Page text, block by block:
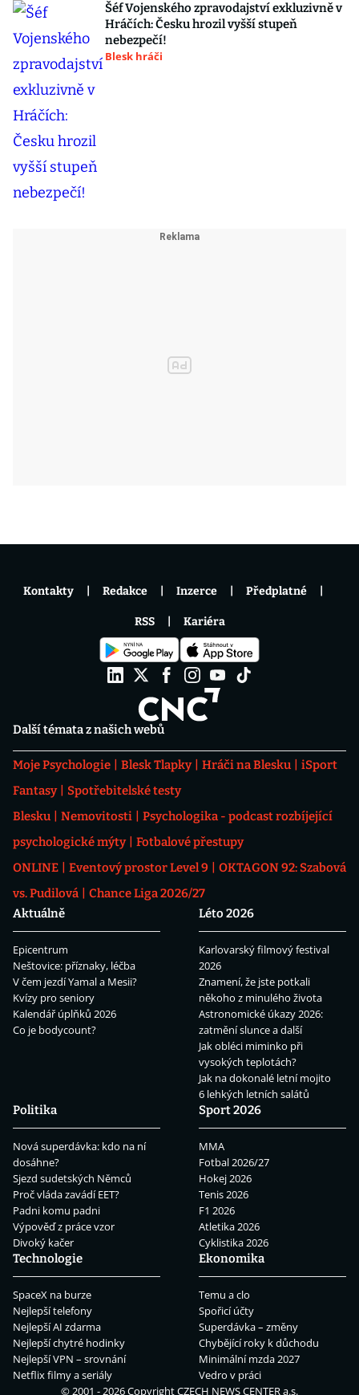
Šéf Vojenského zpravodajství exkluzivně v
Hráčích: Česku hrozil vyšší stupeň
nebezpečí!
Blesk hráči
Další témata z našich webů
Moje Psychologie Blesk Tlapky Hráči na Blesku
iSport
Fantasy
Spotřebitelské testy
Blesku
Nemovitosti
Psychologika - podcast rozbíjející
psychologické mýty
Fotbalové přestupy
ONLINE
Eventový prostor Level 9
OKTAGON 92: Szabová
vs. Pudilová
Chance Liga 2026/27
Aktuálně
Epicentrum
Neštovice: příznaky, léčba
V čem jezdí Yamal a Mesii?
Kvízy pro seniory
Kalendář úplňků 2026
Co je bodycount?
Léto 2026
Karlovarský filmový festival
2026
Znamení, že jste potkali
někoho z minulého života
Astronomické úkazy 2026:
zatmění slunce a další
Jak obléci miminko při
vysokých teplotách?
Jak na dokonalé letní mojito
6 lehkých letních salátů
Politika
Nová superdávka: kdo na ní
dosáhne?
Sjezd sudetských Němců
Proč vláda zavádí EET?
Padni komu padni
Výpověď z práce vzor
Divoký kačer
Sport 2026
MMA
Fotbal 2026/27
Hokej 2026
Tenis 2026
F1 2026
Atletika 2026
Cyklistika 2026
Technologie
SpaceX na burze
Nejlepší telefony
Nejlepší AI zdarma
Nejlepší chytré hodinky
Nejlepší VPN – srovnání
Netflix filmy a seriály
Ekonomika
Temu a clo
Spořicí účty
Superdávka – změny
Chybějící roky k důchodu
Minimální mzda 2027
Vedro v práci
Kontakty Redakce Inzerce Předplatné
RSS Kariéra
© 2001 - 2026 CopyrightCZECH NEWS CENTER a.s.